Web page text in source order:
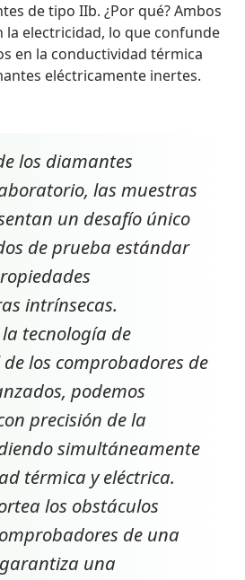
de tipo IIb. ¿Por qué? Ambos
la electricidad, lo que confunde
en la conductividad térmica
eléctricamente inertes.
los diamantes
las muestras
un desafío único
de prueba estándar
intrínsecas.
tecnología de
los comprobadores de
podemos
precisión de la
simultáneamente
térmica y eléctrica.
los obstáculos
de una
una